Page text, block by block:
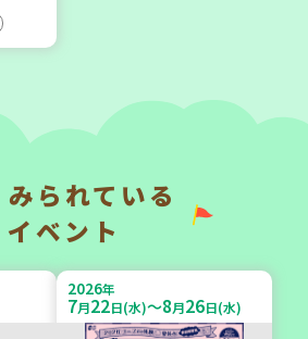
西牟婁郡上富田町岩田
みられている
イベント
2026年
7月22日(水)～8月26日(水)